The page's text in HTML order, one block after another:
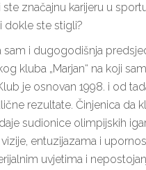
ste značajnu karijeru u
dokle ste stigli?
sam i dugogodišnja
kluba „Marjan“ na koji
je osnovan 1998. i od
rezultate. Činjenica da
sudionice olimpijskih
entuzijazama i
uvjetima i